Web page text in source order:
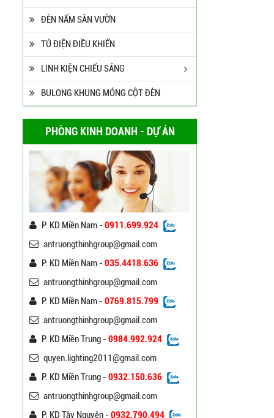
ĐÈN NẤM SÂN VƯỜN
TỦ ĐIỆN ĐIỀU KHIỂN
LINH KIỆN CHIẾU SÁNG
BULONG KHUNG MÓNG CỘT ĐÈN
PHÒNG KINH DOANH - DỰ ÁN
P. KD Miền Nam - 0911.699.924
antruongthinhgroup@gmail.com
P. KD Miền Nam - 035.4418.636
antruongthinhgroup@gmail.com
P. KD Miền Nam - 0769.815.799
antruongthinhgroup@gmail.com
P. KD Miền Trung - 0984.992.924
quyen.lighting2011@gmail.com
P. KD Miền Trung - 0932.150.636
antruongthinhgroup@gmail.com
P. KD Tây Nguyên - 0932.790.494
Cột Đèn Cao Áp Tròn Côn
Cần Đơn Kiểu Đẹp
Liên hệ
Trụ Đèn Chiếu Sáng Cao